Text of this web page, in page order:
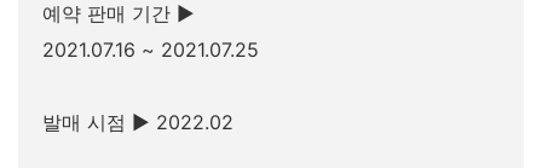
예약 판매 기간 ▶
2021.07.16 ~ 2021.07.25
발매 시점 ▶ 2022.02